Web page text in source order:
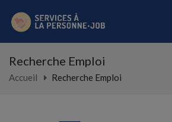
Recherche Emploi
Accueil Recherche Emploi